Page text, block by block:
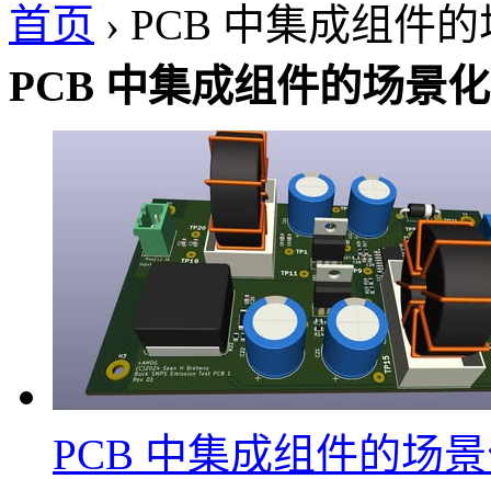
首页 › PCB 中集成组件
PCB 中集成组件的场景
PCB 中集成组件的场